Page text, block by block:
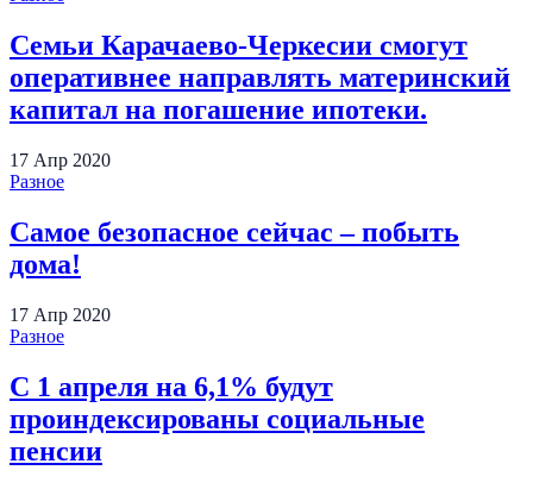
Семьи Карачаево-Черкесии смогут
оперативнее направлять материнский
капитал на погашение ипотеки.
17 Апр 2020
Разное
Самое безопасное сейчас – побыть
дома!
17 Апр 2020
Разное
С 1 апреля на 6,1% будут
проиндексированы социальные
пенсии